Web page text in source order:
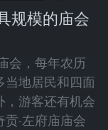
规模的庙会
会，每年农历
当地居民和四面
，游客还有机会
贡-左府庙庙会